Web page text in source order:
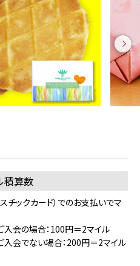
積算数
チックカード）でのお支払いでマ
入会の場合：100円＝2マイル
入会でない場合：200円＝2マイル